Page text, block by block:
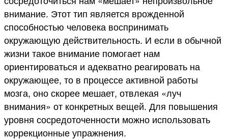
внимание. Этот тип является врожденной
способностью человека воспринимать
окружающую действительность. И если в обычной
жизни такое внимание помогает нам
ориентироваться и адекватно реагировать на
окружающее, то в процессе активной работы
мозга, оно скорее мешает, отвлекая «луч
внимания» от конкретных вещей. Для повышения
уровня сосредоточенности можно использовать
коррекционные упражнения.